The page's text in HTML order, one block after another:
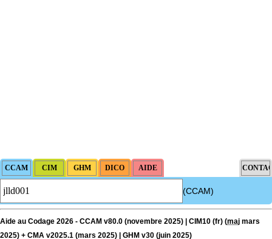
(CCAM)
Aide au Codage 2026 - CCAM v80.0 (novembre 2025) | CIM10 (fr) (maj mars
2025) + CMA v2025.1 (mars 2025) | GHM v30 (juin 2025)